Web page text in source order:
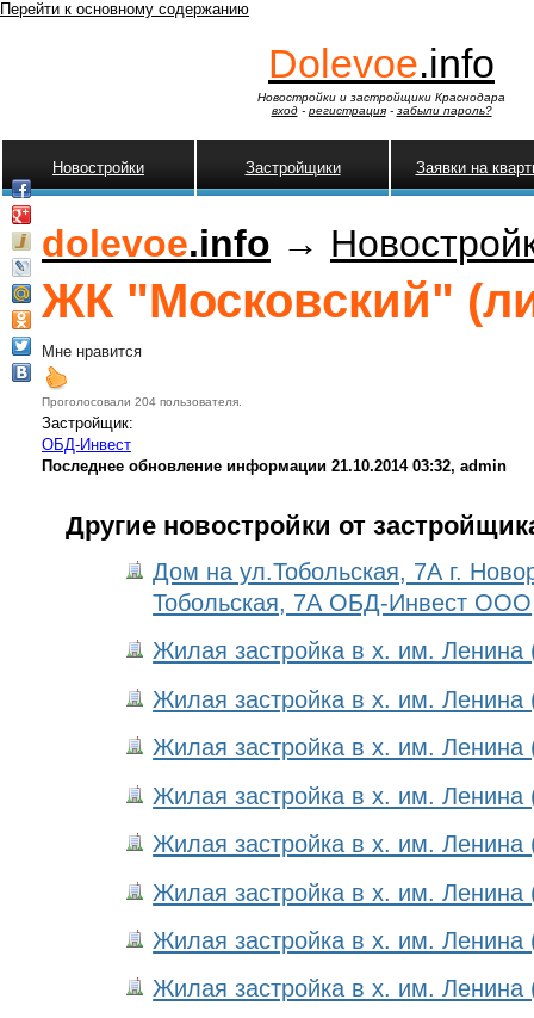
Перейти к основному содержанию
Dolevoe.info
Новостройки и застройщики Краснодара
вход- регистрация- забыли пароль?
Новостройки Застройщики Заявки на
dolevoe.info →
ЖК "Московский"
Мне нравится
Проголосовали 204 пользователя.
Застройщик:
ОБД-Инвест
Последнее обновление информации 21.10.2014 03:32, admin
Другие новостройки от
Дом на ул.Тобольская, 7А г.
Тобольская, 7А ОБД-Инвест ООО
Жилая застройка в х. им. Ленина
Жилая застройка в х. им. Ленина
Жилая застройка в х. им. Ленина
Жилая застройка в х. им. Ленина
Жилая застройка в х. им. Ленина
Жилая застройка в х. им. Ленина
Жилая застройка в х. им. Ленина
Жилая застройка в х. им. Ленина